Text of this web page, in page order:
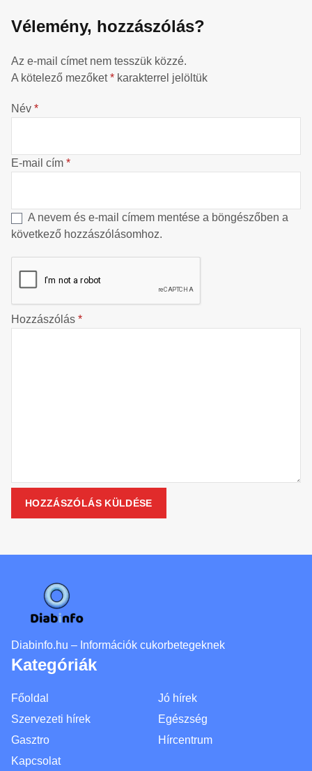
Vélemény, hozzászólás?
Az e-mail címet nem tesszük közzé.
A kötelező mezőket* karakterrel jelöltük
Név *
E-mail cím *
A nevem és e-mail címem mentése a böngészőben a
következő hozzászólásomhoz.
Hozzászólás *
Diabinfo.hu – Információk cukorbetegeknek
Kategóriák
Főoldal
Jó hírek
Szervezeti hírek
Egészség
Gasztro
Hírcentrum
Kapcsolat